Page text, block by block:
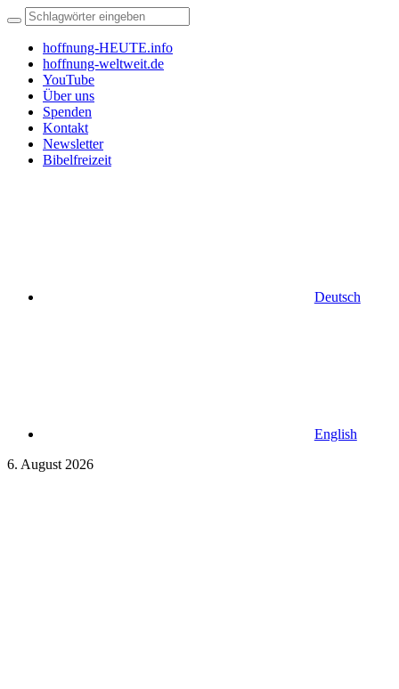
hoffnung-HEUTE.info
hoffnung-weltweit.de
YouTube
Über uns
Spenden
Kontakt
Newsletter
Bibelfreizeit
Deutsch
English
6. August 2026